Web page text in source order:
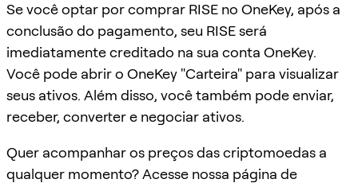
Se você optar por comprar RISE no OneKey, após a
conclusão do pagamento, seu RISE será
imediatamente creditado na sua conta OneKey.
Você pode abrir o OneKey "Carteira" para visualizar
seus ativos. Além disso, você também pode enviar,
receber, converter e negociar ativos.
Quer acompanhar os preços das criptomoedas a
qualquer momento? Acesse nossa página de